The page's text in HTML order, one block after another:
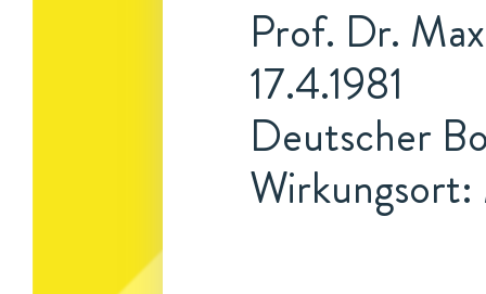
Prof. Dr.
17.4.1981
Deutscher